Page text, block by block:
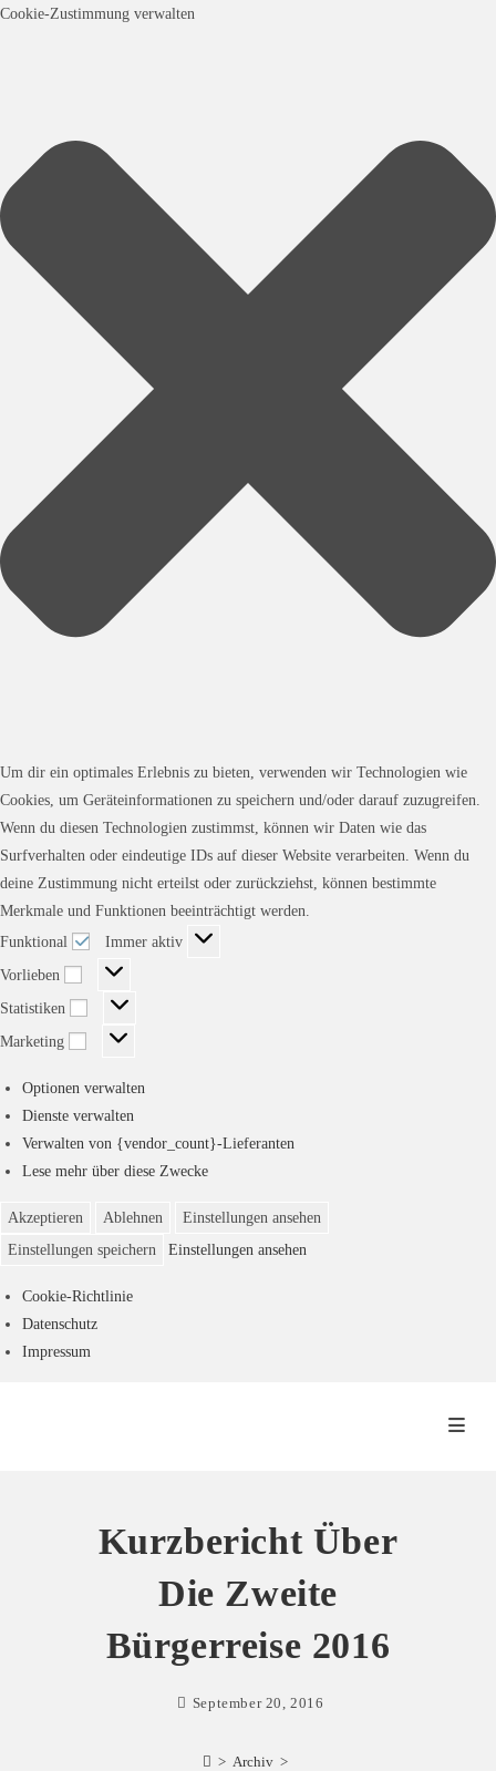
Cookie-Zustimmung verwalten
Um dir ein optimales Erlebnis zu bieten, verwenden wir Technologien wie
Cookies, um Geräteinformationen zu speichern und/oder darauf zuzugreifen.
Wenn du diesen Technologien zustimmst, können wir Daten wie das
Surfverhalten oder eindeutige IDs auf dieser Website verarbeiten. Wenn du
deine Zustimmung nicht erteilst oder zurückziehst, können bestimmte
Merkmale und Funktionen beeinträchtigt werden.
Funktional
Funktional
Immer aktiv
Vorlieben
Vorlieben
Statistiken Statistiken
Marketing Marketing
Optionen verwalten
Dienste verwalten
Verwalten von {vendor_count}-Lieferanten
Lese mehr über diese Zwecke
Akzeptieren Ablehnen
Einstellungen ansehen
Einstellungen speichern
Einstellungen ansehen
Cookie-Richtlinie
Datenschutz
Impressum
Kurzbericht Über
Die Zweite
Bürgerreise 2016
September 20, 2016
> Archiv >